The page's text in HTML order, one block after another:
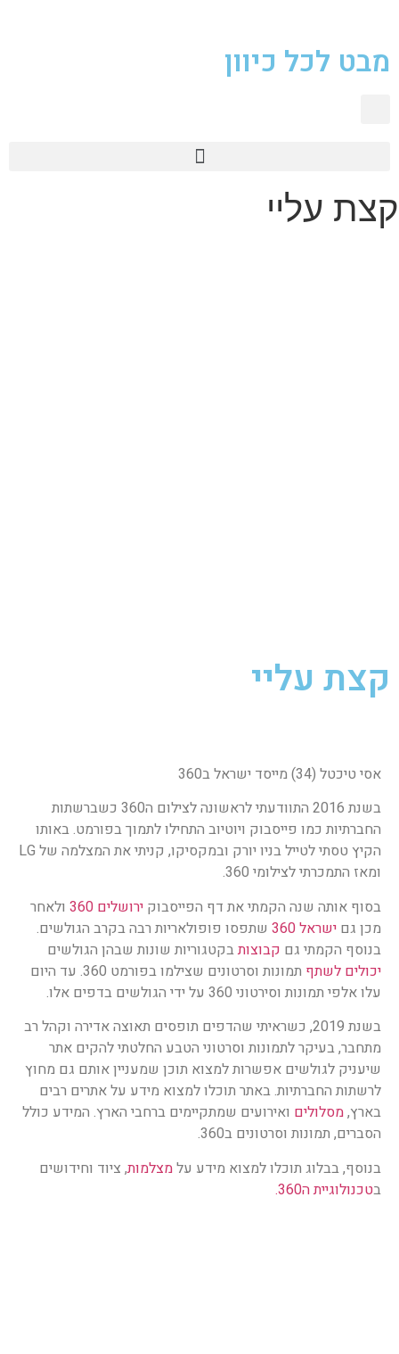
מבט לכל כיוון
קצת עליי
קצת עליי
אסי טיכטל (34) מייסד ישראל ב360
בשנת 2016 התוודעתי לראשונה לצילום ה360 כשברשתות
החברתיות כמו פייסבוק ויוטיוב התחילו לתמוך בפורמט. באותו
הקיץ טסתי לטייל בניו יורק ובמקסיקו, קניתי את המצלמה של LG
ומאז התמכרתי לצילומי 360.
בסוף אותה שנה הקמתי את דף הפייסבוק ירושלים 360
ולאחר
מכן גם ישראל 360
שתפסו פופולאריות רבה בקרב הגולשים.
בנוסף הקמתי גם קבוצותבקטגוריות שונות שבהן הגולשים
יכולים לשתף
תמונות וסרטונים שצילמו בפורמט 360. עד היום
עלו אלפי תמונות וסירטוני 360 על ידי הגולשים בדפים אלו.
בשנת 2019, כשראיתי שהדפים תופסים תאוצה אדירה וקהל רב
מתחבר, בעיקר לתמונות וסרטוני הטבע החלטתי להקים אתר
שיעניק לגולשים אפשרות למצוא תוכן שמעניין אותם גם מחוץ
לרשתות החברתיות. באתר תוכלו למצוא מידע על אתרים רבים
בארץ,מסלולים ואירועים שמתקיימים ברחבי הארץ. המידע כולל
הסברים, תמונות וסרטונים ב360.
בנוסף, בבלוג תוכלו למצוא מידע עלמצלמות, ציוד וחידושים
בטכנולוגיית ה360.